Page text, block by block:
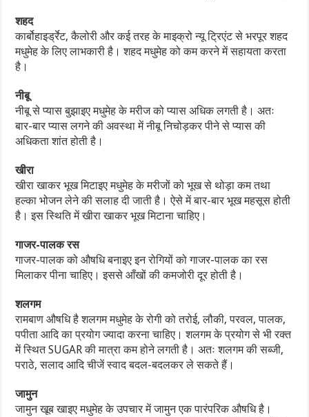
शहद
कार्बोहाइर्ड्रेट, कैलोरी और कई तरह के माइक्रो न्यू ट्रिएंट से भरपूर शहद
मधुमेह के लिए लाभकारी है। शहद मधुमेह को कम करने में सहायता करता
है।
नीबू
नीबू से प्यास बुझाइए मधुमेह के मरीज को प्यास अधिक लगती है। अतः
बार-बार प्यास लगने की अवस्था में नीबू निचोड़कर पीने से प्यास की
अधिकता शांत होती है।
खीरा
खीरा खाकर भूख मिटाइए मधुमेह के मरीजों को भूख से थोड़ा कम तथा
हल्का भोजन लेने की सलाह दी जाती है। ऐसे में बार-बार भूख महसूस होती
है। इस स्थिति में खीरा खाकर भूख मिटाना चाहिए।
गाजर-पालक रस
गाजर-पालक को औषधि बनाइए इन रोगियों को गाजर-पालक का रस
मिलाकर पीना चाहिए। इससे आँखों की कमजोरी दूर होती है।
शलगम
रामबाण औषधि है शलगम मधुमेह के रोगी को तरोई, लौकी, परवल, पालक,
पपीता आदि का प्रयोग ज्यादा करना चाहिए। शलगम के प्रयोग से भी रक्त
में स्थित SUGAR की मात्रा कम होने लगती है। अतः शलगम की सब्जी,
पराठे, सलाद आदि चीजें स्वाद बदल-बदलकर ले सकते हैं।
जामुन
जामुन खूब खाइए मधुमेह के उपचार में जामुन एक पारंपरिक औषधि है।